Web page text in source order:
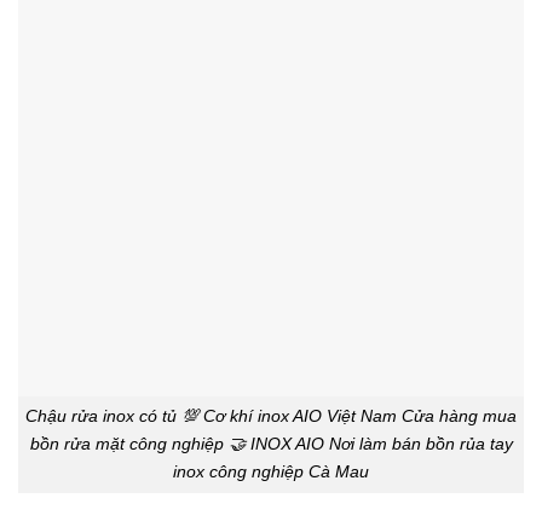
Chậu rửa inox có tủ 💯 Cơ khí inox AIO Việt Nam Cửa hàng mua
bồn rửa mặt công nghiệp 🤝 INOX AIO Nơi làm bán bồn rủa tay
inox công nghiệp Cà Mau